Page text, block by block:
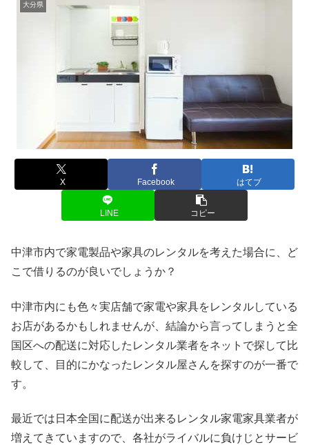
大分県
X Facebook はてブ
LINE コピー
中津市内で家電製品や家具のレンタルを考えた場合に、ど
こで借りるのが良いでしょうか？
中津市内にも色々実店舗で家電や家具をレンタルしている
お店があるかもしれませんが、結論から言ってしまうと全
国区への配送に対応したレンタル業者をネットで探して比
較して、目的にかなったレンタル屋さんを探すのが一番で
す。
最近では日本全国に配送が出来るレンタル家電家具業者が
増えてきていますので、各社がライバルに負けじとサービ